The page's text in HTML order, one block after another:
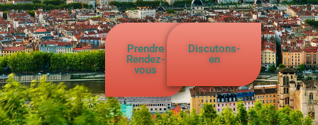
Prendre
Rendez-
vous
Discutons-
en